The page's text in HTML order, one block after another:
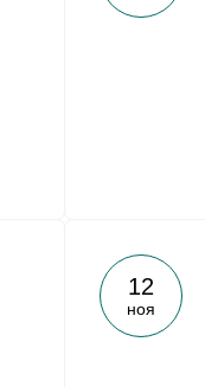
12
ноя